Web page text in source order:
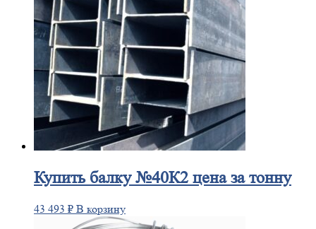
Купитьбалку №40К2 цена за тонну
43 493 ₽ В корзину